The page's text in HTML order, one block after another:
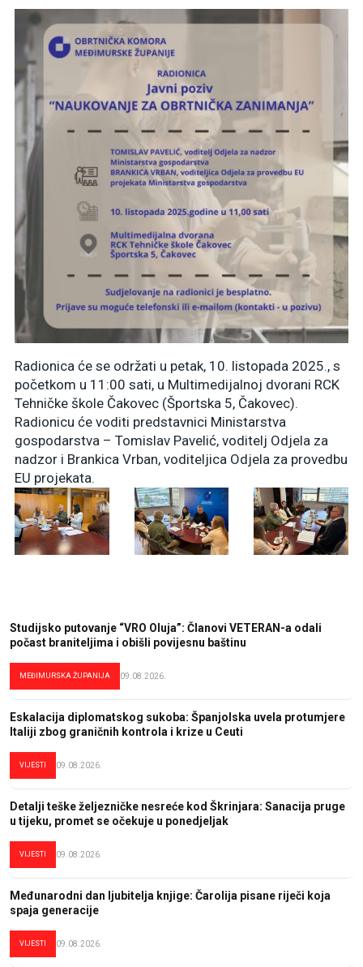
Radionica će se održati u petak, 10. listopada 2025., s
početkom u 11:00 sati, u Multimedijalnoj dvorani RCK
Tehničke škole Čakovec (Športska 5, Čakovec).
Radionicu će voditi predstavnici Ministarstva
gospodarstva – Tomislav Pavelić, voditelj Odjela za
nadzor i Brankica Vrban, voditeljica Odjela za provedbu
EU projekata.
Studijsko putovanje “VRO Oluja”: Članovi VETERAN-a odali
počast braniteljima i obišli povijesnu baštinu
MEĐIMURSKA ŽUPANIJA 09.08.2026.
Eskalacija diplomatskog sukoba: Španjolska uvela protumjere
Italiji zbog graničnih kontrola i krize u Ceuti
VIJESTI 09.08.2026.
Detalji teške željezničke nesreće kod Škrinjara: Sanacija pruge
u tijeku, promet se očekuje u ponedjeljak
VIJESTI 09.08.2026.
Međunarodni dan ljubitelja knjige: Čarolija pisane riječi koja
spaja generacije
VIJESTI 09.08.2026.